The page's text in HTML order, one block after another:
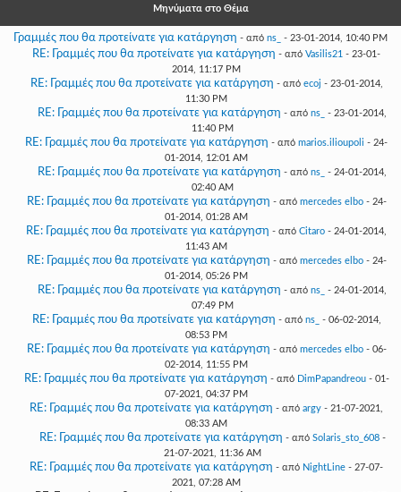
Μηνύματα στο Θέμα
Γραμμές που θα προτείνατε για κατάργηση - από ns_ - 23-01-2014, 10:40 PM
RE: Γραμμές που θα προτείνατε για κατάργηση - από Vasilis21 - 23-01-
2014, 11:17 PM
RE: Γραμμές που θα προτείνατε για κατάργηση - από ecoj - 23-01-2014,
11:30 PM
RE: Γραμμές που θα προτείνατε για κατάργηση - από ns_
- 23-01-2014,
11:40 PM
RE: Γραμμές που θα προτείνατε για κατάργηση - από marios.ilioupoli - 24-
01-2014, 12:01 AM
RE: Γραμμές που θα προτείνατε για κατάργηση - από ns_
- 24-01-2014,
02:40 AM
RE: Γραμμές που θα προτείνατε για κατάργηση - από mercedes elbo- 24-
01-2014, 01:28 AM
RE: Γραμμές που θα προτείνατε για κατάργηση - από Citaro - 24-01-2014,
11:43 AM
RE: Γραμμές που θα προτείνατε για κατάργηση - από mercedes elbo- 24-
01-2014, 05:26 PM
RE: Γραμμές που θα προτείνατε για κατάργηση - από ns_
- 24-01-2014,
07:49 PM
RE: Γραμμές που θα προτείνατε για κατάργηση - από ns_
- 06-02-2014,
08:53 PM
RE: Γραμμές που θα προτείνατε για κατάργηση - από mercedes elbo- 06-
02-2014, 11:55 PM
RE: Γραμμές που θα προτείνατε για κατάργηση - από DimPapandreou- 01-
07-2021, 04:37 PM
RE: Γραμμές που θα προτείνατε για κατάργηση - από argy - 21-07-2021,
08:33 AM
RE: Γραμμές που θα προτείνατε για κατάργηση - από Solaris_sto_608-
21-07-2021, 11:36 AM
RE: Γραμμές που θα προτείνατε για κατάργηση - από NightLine - 27-07-
2021, 07:28 AM